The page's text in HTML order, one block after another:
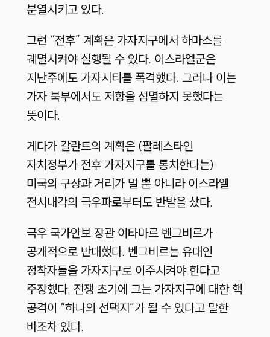
분열시키고 있다.
그런 “전후” 계획은 가자지구에서 하마스를
궤멸시켜야 실행될 수 있다. 이스라엘군은
지난주에도 가자시티를 폭격했다. 그러나 이는
가자 북부에서도 저항을 섬멸하지 못했다는
뜻이다.
게다가 갈란트의 계획은 (팔레스타인
자치정부가 전후 가자지구를 통치한다는)
미국의 구상과 거리가 멀 뿐 아니라 이스라엘
전시내각의 극우파로부터도 반발을 샀다.
극우 국가안보 장관 이타마르 벤그비르가
공개적으로 반대했다. 벤그비르는 유대인
정착자들을 가자지구로 이주시켜야 한다고
주장했다. 전쟁 초기에 그는 가자지구에 대한 핵
공격이 “하나의 선택지”가 될 수 있다고 말한
바조차 있다.